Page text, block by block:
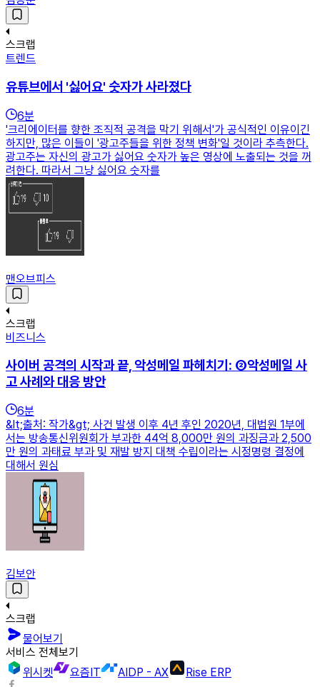
스크랩
트렌드
유튜브에서 '싫어요' 숫자가 사라졌다
6분
'크리에이터를 향한 조직적 공격을 막기 위해서'가 공식적인 이유이긴
하지만, 많은 이들이 '광고주들을 위한 정책 변화'일 것이라 추측한다.
광고주는 자신의 광고가 싫어요 숫자가 높은 영상에 노출되는 것을 꺼
려한다. 따라서 그냥 싫어요 숫자를
맨오브피스
스크랩
비즈니스
사이버 공격의 시작과 끝, 악성메일 파헤치기: ②악성메일 사
고 사례와 대응 방안
6분
&lt;출처: 작가&gt; 사건 발생 이후 4년 후인 2020년, 대법원 1부에
서는 방송통신위원회가 부과한 44억 8,000만 원의 과징금과 2,500
만 원의 과태료 부과 및 재발 방지 대책 수립이라는 시정명령 결정에
대해서 원심
김보안
스크랩
물어보기
서비스 전체보기
위시켓
요즘IT AIDP - AX Rise ERP